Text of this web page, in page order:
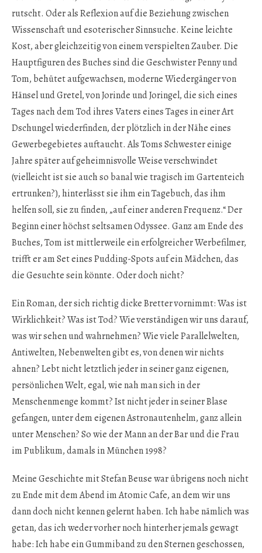
rutscht. Oder als Reflexion auf die Beziehung zwischen
Wissenschaft und esoterischer Sinnsuche. Keine leichte
Kost, aber gleichzeitig von einem verspielten Zauber. Die
Hauptfiguren des Buches sind die Geschwister Penny und
Tom, behütet aufgewachsen, moderne Wiedergänger von
Hänsel und Gretel, von Jorinde und Joringel, die sich eines
Tages nach dem Tod ihres Vaters eines Tages in einer Art
Dschungel wiederfinden, der plötzlich in der Nähe eines
Gewerbegebietes auftaucht. Als Toms Schwester einige
Jahre später auf geheimnisvolle Weise verschwindet
(vielleicht ist sie auch so banal wie tragisch im Gartenteich
ertrunken?), hinterlässt sie ihm ein Tagebuch, das ihm
helfen soll, sie zu finden, „auf einer anderen Frequenz.“ Der
Beginn einer höchst seltsamen Odyssee. Ganz am Ende des
Buches, Tom ist mittlerweile ein erfolgreicher Werbefilmer,
trifft er am Set eines Pudding-Spots auf ein Mädchen, das
die Gesuchte sein könnte. Oder doch nicht?
Ein Roman, der sich richtig dicke Bretter vornimmt: Was ist
Wirklichkeit? Was ist Tod? Wie verständigen wir uns darauf,
was wir sehen und wahrnehmen? Wie viele Parallelwelten,
Antiwelten, Nebenwelten gibt es, von denen wir nichts
ahnen? Lebt nicht letztlich jeder in seiner ganz eigenen,
persönlichen Welt, egal, wie nah man sich in der
Menschenmenge kommt? Ist nicht jeder in seiner Blase
gefangen, unter dem eigenen Astronautenhelm, ganz allein
unter Menschen? So wie der Mann an der Bar und die Frau
im Publikum, damals in München 1998?
Meine Geschichte mit Stefan Beuse war übrigens noch nicht
zu Ende mit dem Abend im Atomic Cafe, an dem wir uns
dann doch nicht kennen gelernt haben. Ich habe nämlich was
getan, das ich weder vorher noch hinterher jemals gewagt
habe: Ich habe ein Gummiband zu den Sternen geschossen,